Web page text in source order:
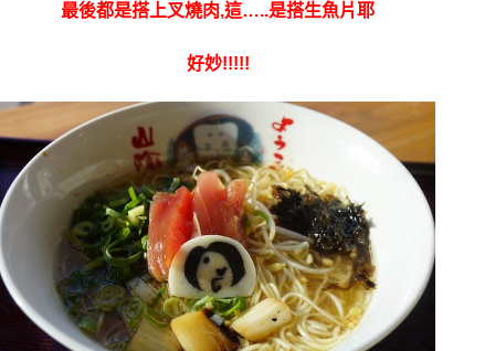
最後都是搭上叉燒肉,這…..是搭生魚片耶
好妙!!!!!